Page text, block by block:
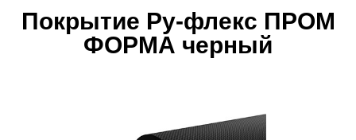
Покрытие Ру-флекс ПРОМ
ФОРМА черный